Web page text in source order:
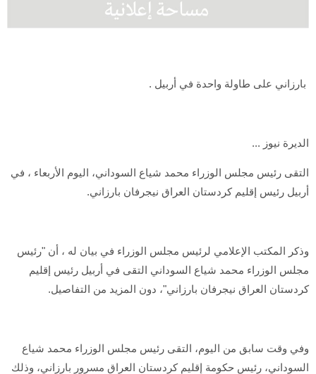
بارزاني على طاولة واحدة في أربيل .
الديرة نيوز ...
التقى رئيس مجلس الوزراء محمد شياع السوداني، اليوم الأربعاء ، في
أربيل رئيس إقليم كردستان العراق نيجرفان بارزاني.
وذكر المكتب الإعلامي لرئيس مجلس الوزراء في بيان له ، أن "رئيس
مجلس الوزراء محمد شياع السوداني التقى في أربيل رئيس إقليم
كردستان العراق نيجرفان بارزاني"، دون المزيد من التفاصيل.
وفي وقت سابق من اليوم، التقى رئيس مجلس الوزراء محمد شياع
السوداني، رئيس حكومة إقليم كردستان العراق مسرور بارزاني، وذلك